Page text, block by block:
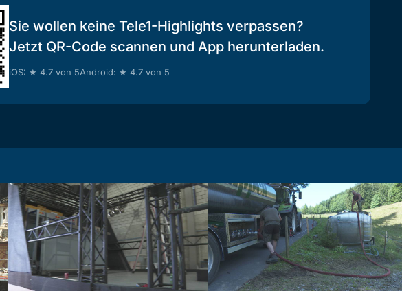
Sie wollen keine Tele1-Highlights verpassen?
Jetzt QR-Code scannen und App herunterladen.
iOS: ★ 4.7 von 5Android: ★ 4.7 von 5